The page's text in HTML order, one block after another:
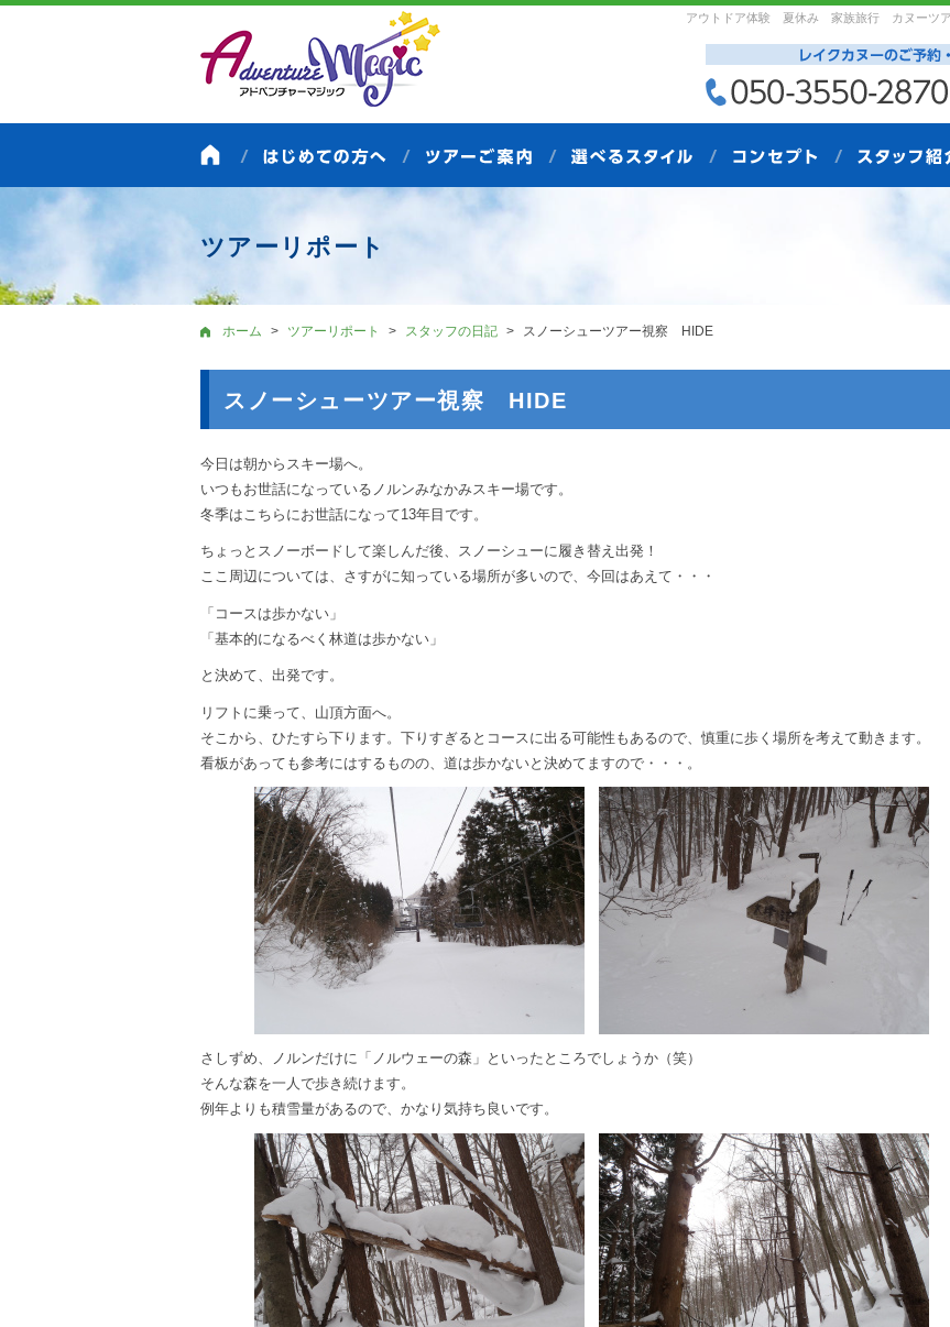
アウトドア体験 夏休み 家族旅行 カヌーツ
ツアーリポート
ホーム ツアーリポート スタッフの日記 スノーシューツアー視察 HIDE
スノーシューツアー視察 HIDE
今日は朝からスキー場へ。
いつもお世話になっているノルンみなかみスキー場です。
冬季はこちらにお世話になって13年目です。
ちょっとスノーボードして楽しんだ後、スノーシューに履き替え出発！
ここ周辺については、さすがに知っている場所が多いので、今回はあえて・・・
「コースは歩かない」
「基本的になるべく林道は歩かない」
と決めて、出発です。
リフトに乗って、山頂方面へ。
そこから、ひたすら下ります。下りすぎるとコースに出る可能性もあるので、慎重に歩く場所を考えて動きます。
看板があっても参考にはするものの、道は歩かないと決めてますので・・・。
さしずめ、ノルンだけに「ノルウェーの森」といったところでしょうか（笑）
そんな森を一人で歩き続けます。
例年よりも積雪量があるので、かなり気持ち良いです。